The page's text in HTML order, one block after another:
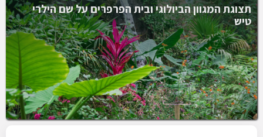
תצוגת המגוון הביולוגי ובית הפרפרים על שם הילרי
טיש